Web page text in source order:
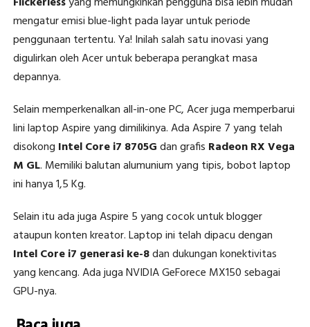
mengatur emisi blue-light pada layar untuk periode
penggunaan tertentu. Ya! Inilah salah satu inovasi yang
digulirkan oleh Acer untuk beberapa perangkat masa
depannya.
Selain memperkenalkan all-in-one PC, Acer juga memperbarui
lini laptop Aspire yang dimilikinya. Ada Aspire 7 yang telah
disokong Intel Core i7 8705Gdan grafis Radeon RX Vega
M GL. Memiliki balutan alumunium yang tipis, bobot laptop
ini hanya 1,5 Kg.
Selain itu ada juga Aspire 5 yang cocok untuk blogger
ataupun konten kreator. Laptop ini telah dipacu dengan
Intel Core i7 generasi ke-8dan dukungan konektivitas
yang kencang. Ada juga NVIDIA GeForece MX150 sebagai
GPU-nya.